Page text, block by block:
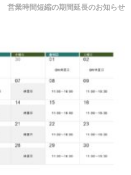
営業時間短縮の期間延長のお知らせ